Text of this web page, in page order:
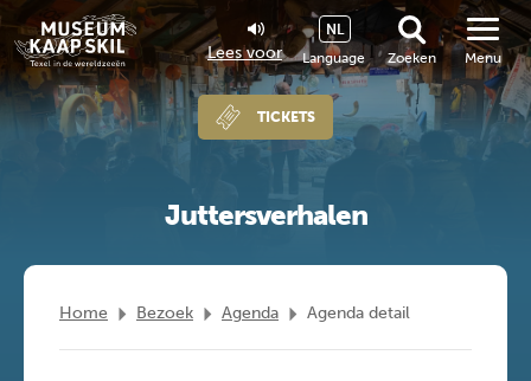
Lees voor Language
NL
Zoeken
TICKETS
Menu
Juttersverhalen
Home Bezoek Agenda Agenda detail